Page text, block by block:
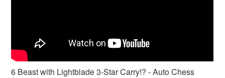
6 Beast with Lightblade 3-Star Carry!? - Auto Chess